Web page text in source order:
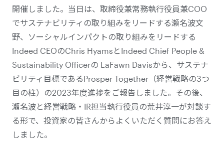
開催しました。当日は、取締役兼常務執行役員兼COO
でサステナビリティの取り組みをリードする瀬名波文
野、ソーシャルインパクトの取り組みをリードする
Indeed CEOのChris HyamsとIndeed Chief People &
Sustainability Officerの LaFawn Davisから、サステナ
ビリティ目標であるProsper Together（経営戦略の3つ
目の柱）の2023年度進捗をご報告しました。その後、
瀬名波と経営戦略・IR担当執行役員の荒井淳一が対談す
る形で、投資家の皆さんからよくいただく質問にお答え
しました。